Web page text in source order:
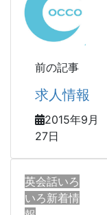
前の記事
求人情報
2015年9月
27日
英会話いろ
いろ新着情